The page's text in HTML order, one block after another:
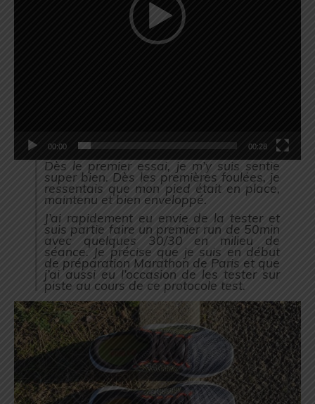
00:00 00:28
Dès le premier essai, je m’y suis sentie
super bien. Dès les premières foulées, je
ressentais que mon pied était en place,
maintenu et bien enveloppé.
J’ai rapidement eu envie de la tester et
suis partie faire un premier run de 50min
avec quelques 30/30 en milieu de
séance. Je précise que je suis en début
de préparation Marathon de Paris et que
j’ai aussi eu l’occasion de les tester sur
piste au cours de ce protocole test.